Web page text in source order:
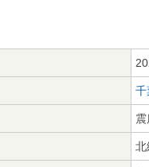
千
震
北